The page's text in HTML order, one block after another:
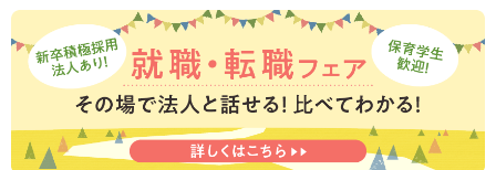
※試用期間6カ月（条件変更なし）